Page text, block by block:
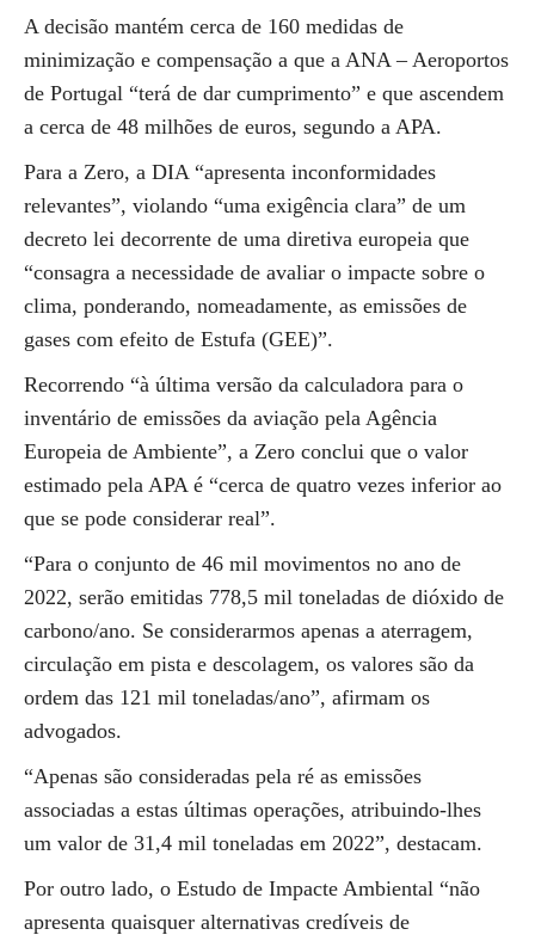
A decisão mantém cerca de 160 medidas de
minimização e compensação a que a ANA – Aeroportos
de Portugal “terá de dar cumprimento” e que ascendem
a cerca de 48 milhões de euros, segundo a APA.
Para a Zero, a DIA “apresenta inconformidades
relevantes”, violando “uma exigência clara” de um
decreto lei decorrente de uma diretiva europeia que
“consagra a necessidade de avaliar o impacte sobre o
clima, ponderando, nomeadamente, as emissões de
gases com efeito de Estufa (GEE)”.
Recorrendo “à última versão da calculadora para o
inventário de emissões da aviação pela Agência
Europeia de Ambiente”, a Zero conclui que o valor
estimado pela APA é “cerca de quatro vezes inferior ao
que se pode considerar real”.
“Para o conjunto de 46 mil movimentos no ano de
2022, serão emitidas 778,5 mil toneladas de dióxido de
carbono/ano. Se considerarmos apenas a aterragem,
circulação em pista e descolagem, os valores são da
ordem das 121 mil toneladas/ano”, afirmam os
advogados.
“Apenas são consideradas pela ré as emissões
associadas a estas últimas operações, atribuindo-lhes
um valor de 31,4 mil toneladas em 2022”, destacam.
Por outro lado, o Estudo de Impacte Ambiental “não
apresenta quaisquer alternativas credíveis de